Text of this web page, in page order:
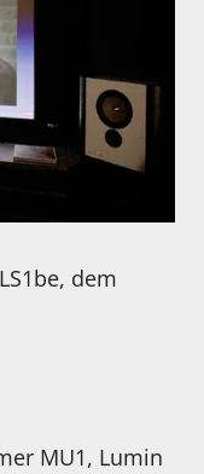
dem
MU1, Lumin